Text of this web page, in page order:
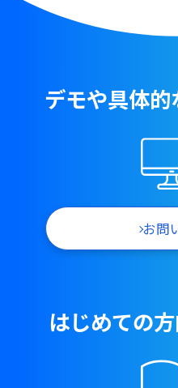
デモや具体
お問
はじめての